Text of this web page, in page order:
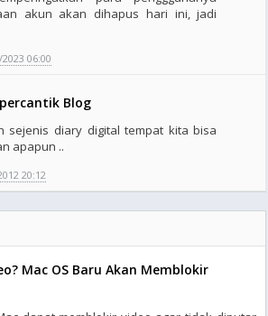
akun akan dihapus hari ini, jadi
06:00
Blog
sejenis diary digital tempat kita bisa
apapun ..
20:12
Mac OS Baru Akan Memblokir